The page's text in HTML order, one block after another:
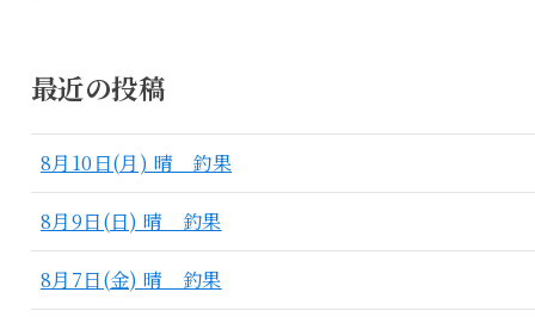
最近の投稿
8月10日(月) 晴 釣果
8月9日(日) 晴 釣果
8月7日(金) 晴 釣果